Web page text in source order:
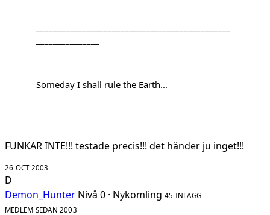
Someday I shall rule the Earth...
FUNKAR INTE!!! testade precis!!! det händer ju inget!!!
26 OCT 2003
D
Demon_Hunter Nivå 0 · Nykomling 45 INLÄGG
MEDLEM SEDAN 2003